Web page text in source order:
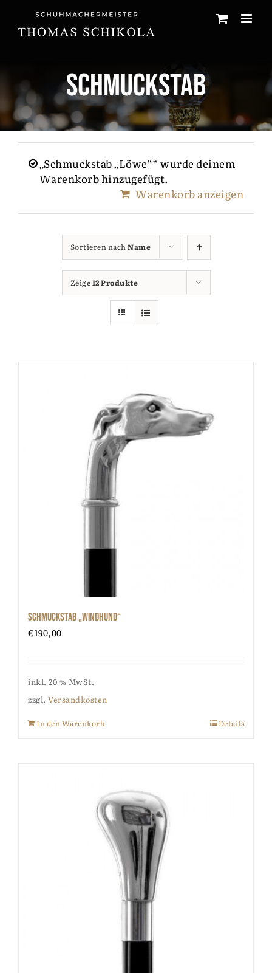
springen
Schmuckstab
„Schmuckstab „Löwe““ wurde deinem
Warenkorb hinzugefügt.
Warenkorb anzeigen
Sortieren nachName
Zeige12 Produkte
Schmuckstab „Windhund“
€190,00
inkl. 20 % MwSt.
zzgl. Versandkosten
In den Warenkorb Details